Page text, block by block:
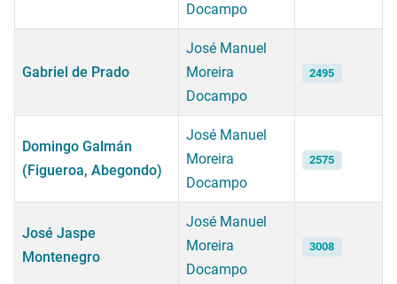
Docampo
Gabriel de Prado
José Manuel
Moreira
Docampo
2495
Domingo Galmán
(Figueroa, Abegondo)
José Manuel
Moreira
Docampo
2575
José Jaspe
Montenegro
José Manuel
Moreira
Docampo
3008